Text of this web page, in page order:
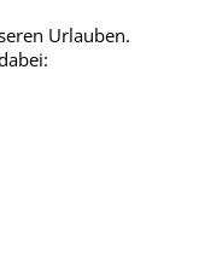
Urlauben.